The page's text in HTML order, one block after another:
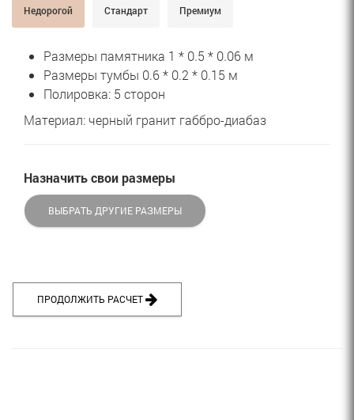
Недорогой Стандарт Премиум
Размеры памятника 1 * 0.5 * 0.06 м
Размеры тумбы 0.6 * 0.2 * 0.15 м
Полировка: 5 сторон
Материал: черный гранит габбро-диабаз
Назначить свои размеры
ВЫБРАТЬ ДРУГИЕ РАЗМЕРЫ
ПРОДОЛЖИТЬ РАСЧЕТ